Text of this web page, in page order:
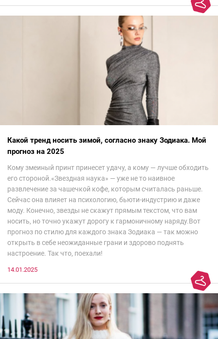
Какой тренд носить зимой, согласно знаку Зодиака. Мой
прогноз на 2025
Кому змеиный принт принесет удачу, а кому — лучше обходить
его стороной.«Звездная наука» — уже не то наивное
развлечение за чашечкой кофе, которым считалась раньше.
Сейчас она влияет на психологию, бьюти-индустрию и даже
моду. Конечно, звезды не скажут прямым текстом, что вам
носить, но точно укажут дорогу к гармоничному наряду.Вот
прогноз по стилю для каждого знака Зодиака — так можно
открыть в себе неожиданные грани и здорово поднять
настроение. Так что, поехали!
14.01.2025